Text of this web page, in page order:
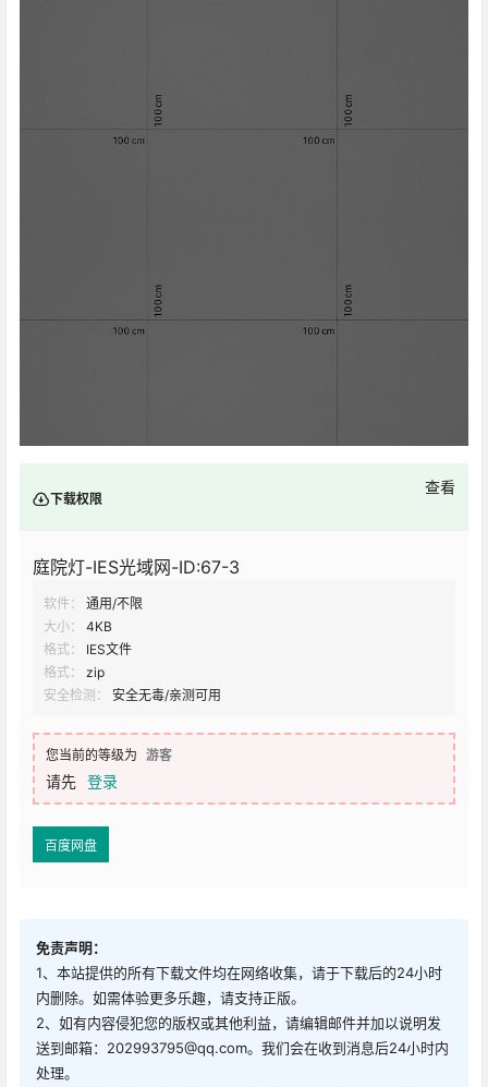
下载权限
查看
庭院灯-IES光域网-ID:67-3
软件：
通用/不限
大小：
4KB
格式：
IES文件
格式：
zip
安全检测：
安全无毒/亲测可用
您当前的等级为 游客
请先 登录
百度网盘
免责声明：
1、本站提供的所有下载文件均在网络收集，请于下载后的24小时
内删除。如需体验更多乐趣，请支持正版。
2、如有内容侵犯您的版权或其他利益，请编辑邮件并加以说明发
送到邮箱：202993795@qq.com。我们会在收到消息后24小时内
处理。